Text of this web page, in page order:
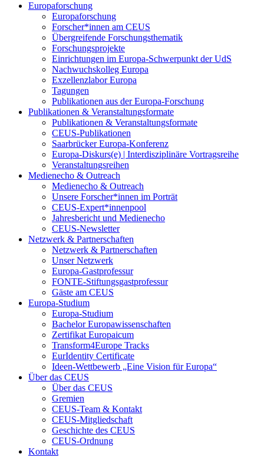
Europaforschung
Europaforschung
Forscher*innen am CEUS
Übergreifende Forschungsthematik
Forschungsprojekte
Einrichtungen im Europa-Schwerpunkt der UdS
Nachwuchskolleg Europa
Exzellenzlabor Europa
Tagungen
Publikationen aus der Europa-Forschung
Publikationen & Veranstaltungsformate
Publikationen & Veranstaltungsformate
CEUS-Publikationen
Saarbrücker Europa-Konferenz
Europa-Diskurs(e) | Interdisziplinäre Vortragsreihe
Veranstaltungsreihen
Medienecho & Outreach
Medienecho & Outreach
Unsere Forscher*innen im Porträt
CEUS-Expert*innenpool
Jahresbericht und Medienecho
CEUS-Newsletter
Netzwerk & Partnerschaften
Netzwerk & Partnerschaften
Unser Netzwerk
Europa-Gastprofessur
FONTE-Stiftungsgastprofessur
Gäste am CEUS
Europa-Studium
Europa-Studium
Bachelor Europawissenschaften
Zertifikat Europaicum
Transform4Europe Tracks
EurIdentity Certificate
Ideen-Wettbewerb „Eine Vision für Europa“
Über das CEUS
Über das CEUS
Gremien
CEUS-Team & Kontakt
CEUS-Mitgliedschaft
Geschichte des CEUS
CEUS-Ordnung
Kontakt